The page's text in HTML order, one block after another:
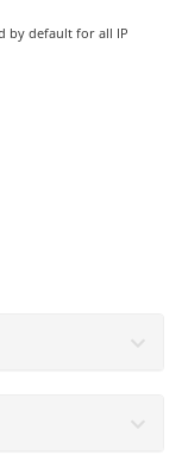
by default for all IP